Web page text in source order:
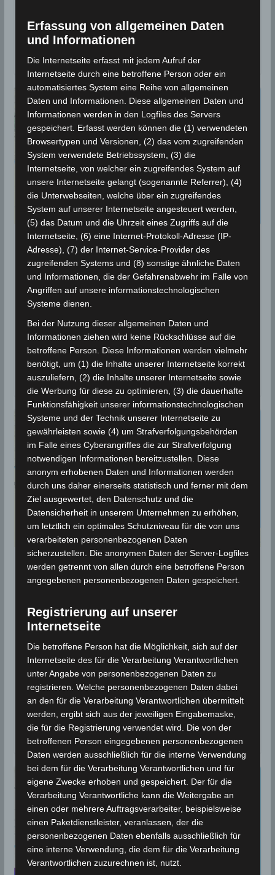
Nationalen Instituts für Meteorologie (INM) haben in
den frühen Morgenstunden des Montag, den 31 Mai
2021 um
BEBEN 2021
19 Mai 2021: Erdbeben im Golf
von Gabès [M3.00]
19. Mai 2021
Erdbeben,Golf von Gabes,INM,Seismologie, Skhira
Die Erdbeben-Überwachungsstationen des
Nationalen Instituts für Meteorologie (INM) haben am
Mittwoch, den 19 Mai 2021 um 7.04 Uhr lokaler Zeit
BEBEN 2021
auf Djerba im Gouvernorat
Médenine [M3.10 / M3.18]
5701 Views
Ajim,Djerba ,Erdbeben, INM,Medenine Seismologie
Die Erdbeben-Überwachungsstationen des
Nationalen Instituts für Meteorologie (INM) haben am
Donnerstag, den 11 März 2021 um 18.46 Uhr lokaler
Zeit
Erfassung von allgemeinen Daten
und Informationen
Die Internetseite erfasst mit jedem Aufruf der
Internetseite durch eine betroffene Person oder ein
automatisiertes System eine Reihe von allgemeinen
Daten und Informationen. Diese allgemeinen Daten und
Informationen werden in den Logfiles des Servers
gespeichert. Erfasst werden können die (1) verwendeten
Browsertypen und Versionen, (2) das vom zugreifenden
System verwendete Betriebssystem, (3) die
Internetseite, von welcher ein zugreifendes System auf
unsere Internetseite gelangt (sogenannte Referrer), (4)
die Unterwebseiten, welche über ein zugreifendes
System auf unserer Internetseite angesteuert werden,
(5) das Datum und die Uhrzeit eines Zugriffs auf die
Internetseite, (6) eine Internet-Protokoll-Adresse (IP-
Adresse), (7) der Internet-Service-Provider des
zugreifenden Systems und (8) sonstige ähnliche Daten
und Informationen, die der Gefahrenabwehr im Falle von
Angriffen auf unsere informationstechnologischen
Systeme dienen.
Bei der Nutzung dieser allgemeinen Daten und
Informationen ziehen wird keine Rückschlüsse auf die
betroffene Person. Diese Informationen werden vielmehr
benötigt, um (1) die Inhalte unserer Internetseite korrekt
auszuliefern, (2) die Inhalte unserer Internetseite sowie
die Werbung für diese zu optimieren, (3) die dauerhafte
Funktionsfähigkeit unserer informationstechnologischen
Systeme und der Technik unserer Internetseite zu
gewährleisten sowie (4) um Strafverfolgungsbehörden
im Falle eines Cyberangriffes die zur Strafverfolgung
notwendigen Informationen bereitzustellen. Diese
anonym erhobenen Daten und Informationen werden
durch uns daher einerseits statistisch und ferner mit dem
Ziel ausgewertet, den Datenschutz und die
Datensicherheit in unserem Unternehmen zu erhöhen,
um letztlich ein optimales Schutzniveau für die von uns
verarbeiteten personenbezogenen Daten
sicherzustellen. Die anonymen Daten der Server-Logfiles
werden getrennt von allen durch eine betroffene Person
angegebenen personenbezogenen Daten gespeichert.
Registrierung auf unserer
Internetseite
Die betroffene Person hat die Möglichkeit, sich auf der
Internetseite des für die Verarbeitung Verantwortlichen
unter Angabe von personenbezogenen Daten zu
registrieren. Welche personenbezogenen Daten dabei
an den für die Verarbeitung Verantwortlichen übermittelt
werden, ergibt sich aus der jeweiligen Eingabemaske,
die für die Registrierung verwendet wird. Die von der
betroffenen Person eingegebenen personenbezogenen
Daten werden ausschließlich für die interne Verwendung
bei dem für die Verarbeitung Verantwortlichen und für
eigene Zwecke erhoben und gespeichert. Der für die
Verarbeitung Verantwortliche kann die Weitergabe an
einen oder mehrere Auftragsverarbeiter, beispielsweise
einen Paketdienstleister, veranlassen, der die
personenbezogenen Daten ebenfalls ausschließlich für
eine interne Verwendung, die dem für die Verarbeitung
Verantwortlichen zuzurechnen ist, nutzt.